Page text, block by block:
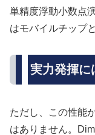
単精度浮動小数点
はモバイルチップ
実力発揮に
ただし、この性能
はありません。